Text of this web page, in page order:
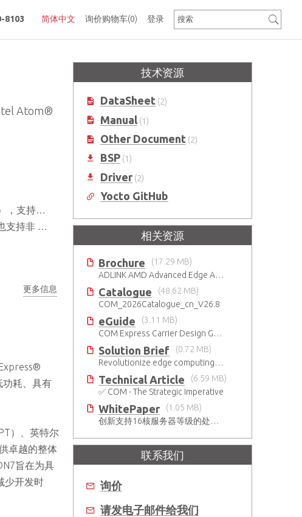
询价购物车(0)
简体中文
8103 登录
Atom®
d/VT-x)
ECC）
更多信息
功耗、具有
）、英特尔
卓越的整体
旨在为具
少开发时
技术资源
DataSheet (2)
Manual (1)
Other Document (2)
BSP (1)
Driver (2)
Yocto GitHub
相关资源
Brochure
(17.29 MB)
ADLINK AMD Advanced Edge AI Platforms
Catalogue
(48.62 MB)
COM_2026Catalogue_cn_V26.8
eGuide
(3.11 MB)
COM Express Carrier Design Guide Rev. 2.0
Solution Brief
(0.72 MB)
Revolutionize edge computing with IPMI support
Technical Article
(6.59 MB)
✅ COM - The Strategic Imperative
WhitePaper
(1.05 MB)
创新支持16核服务器等级的处理器和10GbE网络链接
联系我们
询价
请发电子邮件给我们